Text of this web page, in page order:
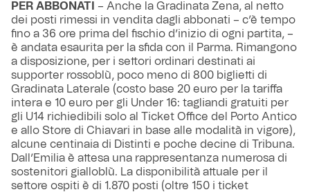
PER ABBONATI
– Anche la Gradinata Zena, al netto
dei posti rimessi in vendita dagli abbonati – c’è tempo
fino a 36 ore prima del fischio d’inizio di ogni partita, –
è andata esaurita per la sfida con il Parma. Rimangono
a disposizione, per i settori ordinari destinati ai
supporter rossoblù, poco meno di 800 biglietti di
Gradinata Laterale (costo base 20 euro per la tariffa
intera e 10 euro per gli Under 16: tagliandi gratuiti per
gli U14 richiedibili solo al Ticket Office del Porto Antico
e allo Store di Chiavari in base alle modalità in vigore),
alcune centinaia di Distinti e poche decine di Tribuna.
Dall’Emilia è attesa una rappresentanza numerosa di
sostenitori gialloblù. La disponibilità attuale per il
settore ospiti è di 1.870 posti (oltre 150 i ticket